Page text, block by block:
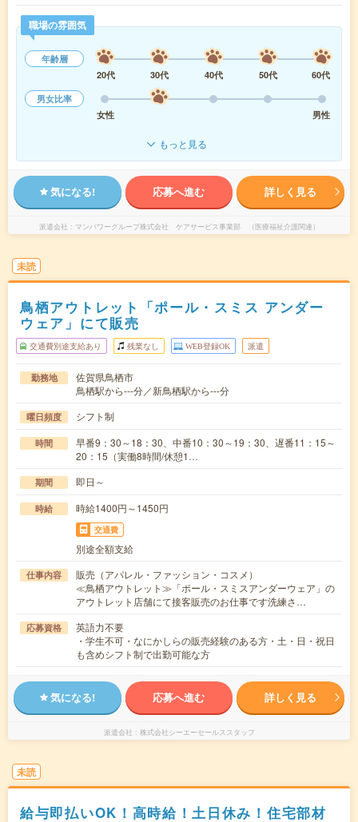
職場の雰囲気
年齢層
20代
30代 40代 50代
60代
男女比率
女性
男性
もっと見る
気になる! 応募へ進む 詳しく見る
派遣会社 マンパワーグループ株式会社 ケアサービス事業部 （医療福祉介護関連）
未読
鳥栖アウトレット「ポール・スミス アンダー
ウェア」にて販売
交通費別途支給あり 残業なし WEB登録OK 派遣
勤務地
佐賀県鳥栖市
鳥栖駅から---分／新鳥栖駅から---分
曜日頻度 シフト制
時間
早番9：30～18：30、中番10：30～19：30、遅番11：15～
20：15（実働8時間/休憩1…
期間 即日～
時給 時給1400円～1450円
交通費
別途全額支給
仕事内容
販売（アパレル・ファッション・コスメ）
≪鳥栖アウトレット≫「ポール・スミスアンダーウェア」の
アウトレット店舗にて接客販売のお仕事です洗練さ…
応募資格
英語力不要
・学生不可・なにかしらの販売経験のある方・土・日・祝日
も含めシフト制で出勤可能な方
気になる! 応募へ進む 詳しく見る
派遣会社 株式会社シーエーセールススタッフ
未読
給与即払いOK！高時給！土日休み！住宅部材